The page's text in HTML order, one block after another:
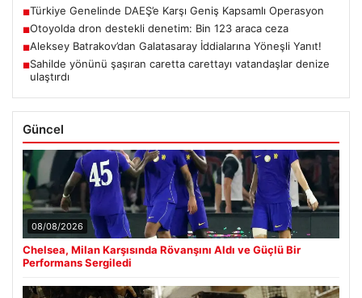
■Türkiye Genelinde DAEŞ’e Karşı Geniş Kapsamlı Operasyon
■Otoyolda dron destekli denetim: Bin 123 araca ceza
■Aleksey Batrakov’dan Galatasaray İddialarına Yöneşli Yanıt!
■Sahilde yönünü şaşıran caretta carettayı vatandaşlar denize
ulaştırdı
Güncel
08/08/2026
Chelsea, Milan Karşısında Rövanşını Aldı ve Güçlü Bir
Performans Sergiledi